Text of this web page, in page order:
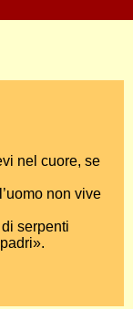
nel cuore, se
non vive
serpenti